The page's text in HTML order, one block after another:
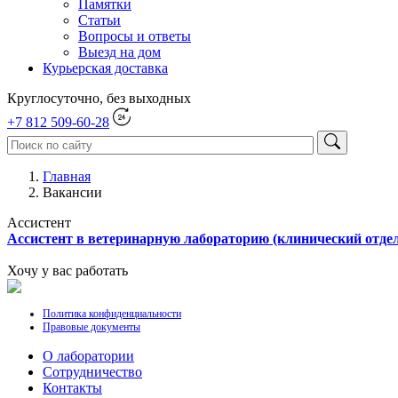
Памятки
Статьи
Вопросы и ответы
Выезд на дом
Курьерская доставка
Круглосуточно, без выходных
+7 812 509-60-28
Главная
Вакансии
Ассистент
Ассистент в ветеринарную лабораторию (клинический
Хочу у вас работать
Политика конфиденциальности
Правовые документы
О лаборатории
Cотрудничество
Контакты